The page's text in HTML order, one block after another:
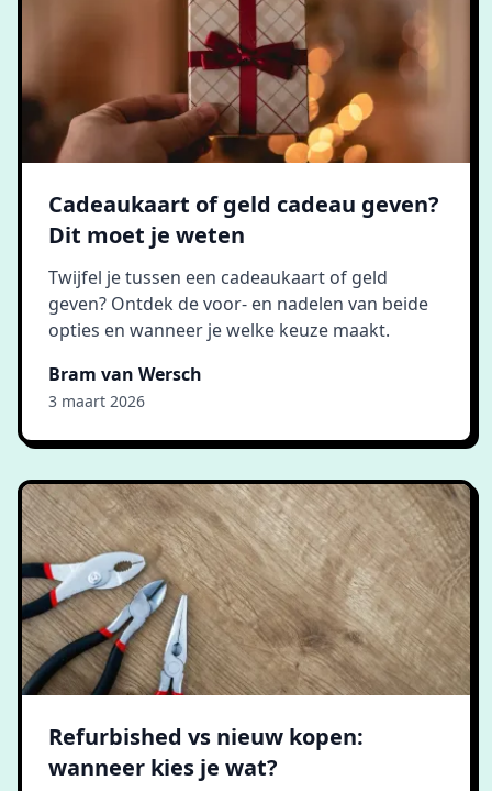
Cadeaukaart of geld cadeau geven?
Dit moet je weten
Twijfel je tussen een cadeaukaart of geld
geven? Ontdek de voor- en nadelen van beide
opties en wanneer je welke keuze maakt.
Bram van Wersch
3 maart 2026
Refurbished vs nieuw kopen:
wanneer kies je wat?